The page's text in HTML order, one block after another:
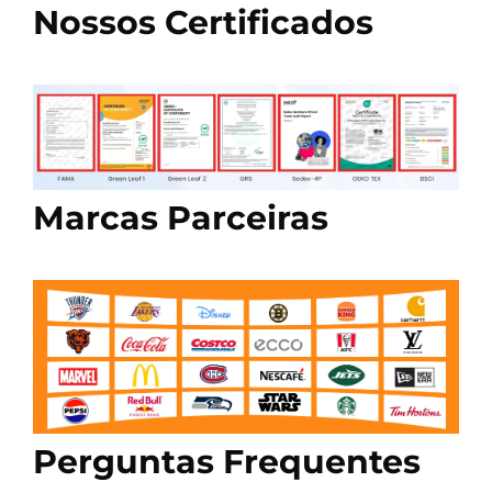
Nossos Certificados
Marcas Parceiras
Perguntas Frequentes